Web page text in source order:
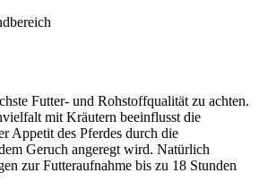
Futter- und Rohstoffqualität zu achten.
mit Kräutern beeinflusst die
Appetit des Pferdes durch die
Geruch angeregt wird. Natürlich
zur Futteraufnahme bis zu 18 Stunden